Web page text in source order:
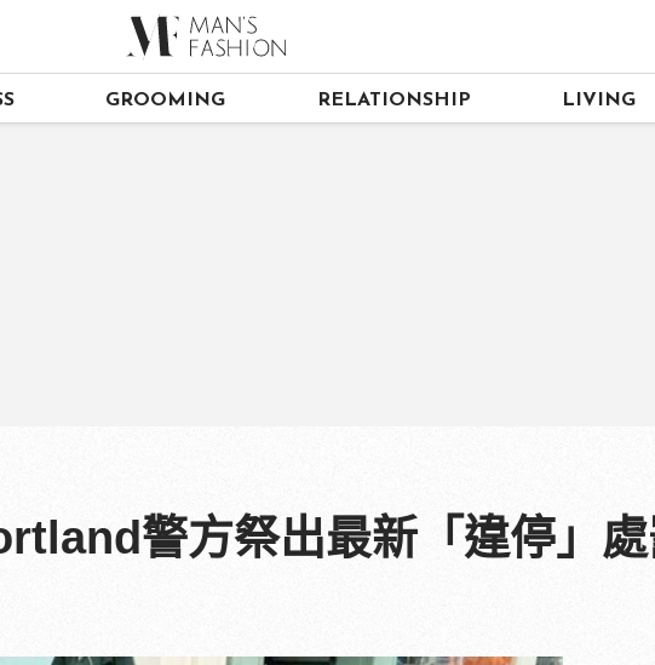
GROOMING RELATIONSHIP LIVING
警方祭出最新「違停」處